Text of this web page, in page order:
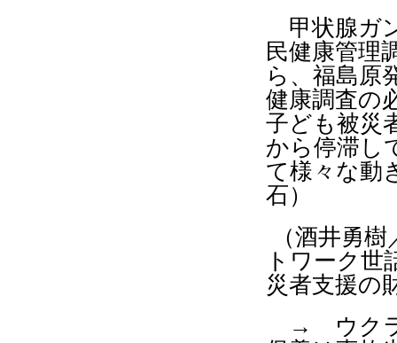
甲状腺ガ
民健康管理
ら、福島原
健康調査の
子ども被災
から停滞 し
て様々な動
石）
（酒井勇
トワーク世
災者支援の
→ ウクラ